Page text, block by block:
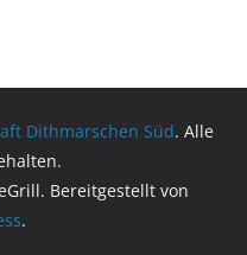
Dithmarschen Süd. Alle
Bereitgestellt von
.